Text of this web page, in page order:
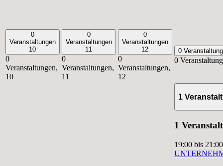
0
Veranstaltungen
10
0
Veranstaltungen,
10
0
Veranstaltungen
11
0
Veranstaltungen,
11
0
Veranstaltungen
12
0
Veranstaltungen,
12
0
0
1
1
19:00 bis 21:00